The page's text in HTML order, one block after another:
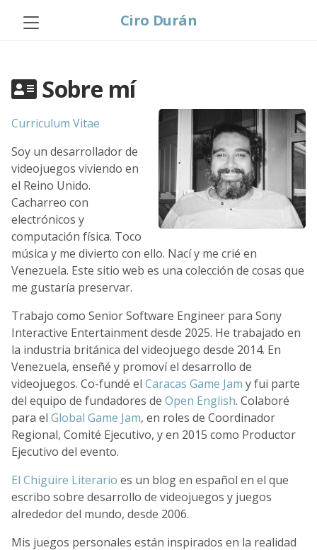
Ciro Durán
Sobre mí
Curriculum Vitae
Soy un desarrollador de
videojuegos viviendo en
el Reino Unido.
Cacharreo con
electrónicos y
computación física. Toco
música y me divierto con ello. Nací y me crié en
Venezuela. Este sitio web es una colección de cosas que
me gustaría preservar.
Trabajo como Senior Software Engineer para Sony
Interactive Entertainment desde 2025. He trabajado en
la industria británica del videojuego desde 2014. En
Venezuela, enseñé y promoví el desarrollo de
videojuegos. Co-fundé el Caracas Game Jam y fui parte
del equipo de fundadores de Open English. Colaboré
para el Global Game Jam, en roles de Coordinador
Regional, Comité Ejecutivo, y en 2015 como Productor
Ejecutivo del evento.
El Chigüire Literario es un blog en español en el que
escribo sobre desarrollo de videojuegos y juegos
alrededor del mundo, desde 2006.
Mis juegos personales están inspirados en la realidad